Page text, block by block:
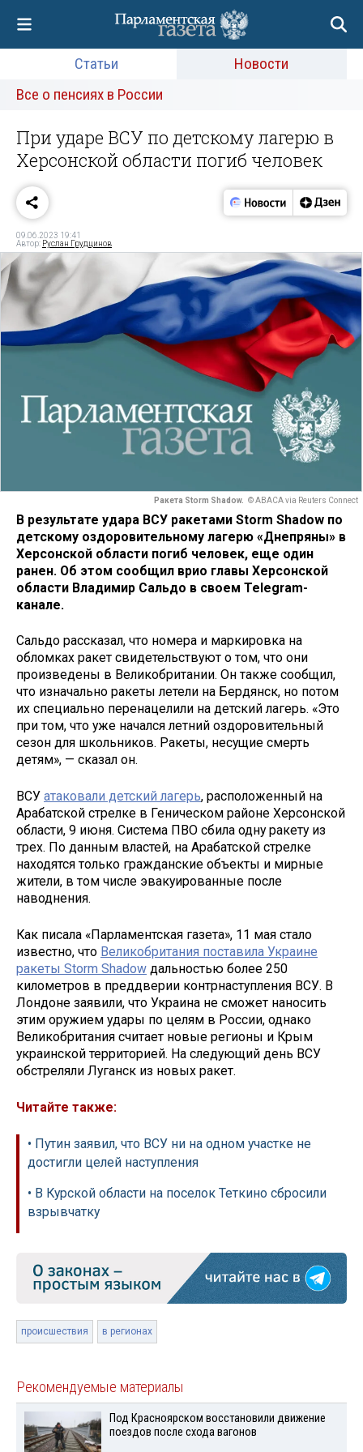
Статьи
Новости
Все о пенсиях в России
При ударе ВСУ по детскому лагерю в
Херсонской области погиб человек
09.06.2023 19:41
Автор: Руслан Грудцинов
Ракета Storm Shadow. © ABACA via Reuters Connect
В результате удара ВСУ ракетами Storm Shadow по
детскому оздоровительному лагерю «Днепряны» в
Херсонской области погиб человек, еще один
ранен. Об этом сообщил врио главы Херсонской
области Владимир Сальдо в своем Telegram-
канале.
Сальдо рассказал, что номера и маркировка на
обломках ракет свидетельствуют о том, что они
произведены в Великобритании. Он также сообщил,
что изначально ракеты летели на Бердянск, но потом
их специально перенацелили на детский лагерь. «Это
при том, что уже начался летний оздоровительный
сезон для школьников. Ракеты, несущие смерть
детям», — сказал он.
ВСУ атаковали детский лагерь, расположенный на
Арабатской стрелке в Геническом районе Херсонской
области, 9 июня. Система ПВО сбила одну ракету из
трех. По данным властей, на Арабатской стрелке
находятся только гражданские объекты и мирные
жители, в том числе эвакуированные после
наводнения.
Как писала «Парламентская газета», 11 мая стало
известно, что Великобритания поставила Украине
ракеты Storm Shadow дальностью более 250
километров в преддверии контрнаступления ВСУ. В
Лондоне заявили, что Украина не сможет наносить
этим оружием удары по целям в России, однако
Великобритания считает новые регионы и Крым
украинской территорией. На следующий день ВСУ
обстреляли Луганск из новых ракет.
Читайте также:
• Путин заявил, что ВСУ ни на одном участке не
достигли целей наступления
• В Курской области на поселок Теткино сбросили
взрывчатку
происшествия в регионах
Рекомендуемые материалы
Под Красноярском восстановили движение
поездов после схода вагонов